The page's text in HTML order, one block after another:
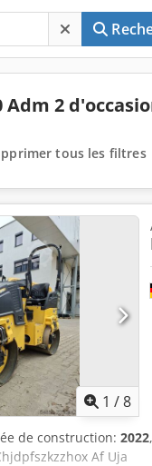
Adm 2
tous les filtres
1 /8
de construction: 2022
Af Uja